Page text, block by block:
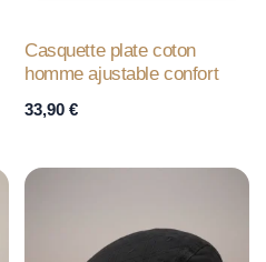
Casquette plate coton
homme ajustable confort
33,90 €